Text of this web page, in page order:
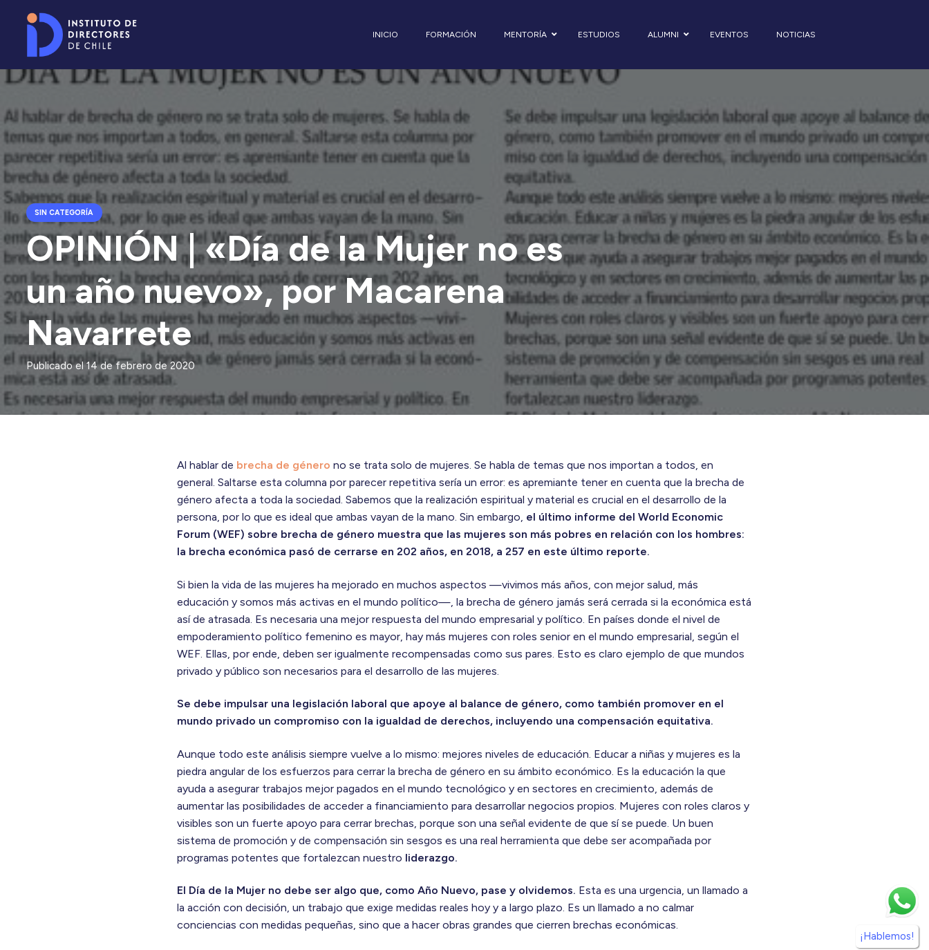
INICIO FORMACIÓN MENTORÍA ESTUDIOS ALUMNI EVENTOS NOTICIAS
SIN CATEGORÍA
OPINIÓN | «Día de la Mujer no es
un año nuevo», por Macarena
Navarrete
Publicado el14 de febrero de 2020
Al hablar de brecha de género no se trata solo de mujeres. Se habla de temas que nos importan a todos, en
general. Saltarse esta columna por parecer repetitiva sería un error: es apremiante tener en cuenta que la brecha de
género afecta a toda la sociedad. Sabemos que la realización espiritual y material es crucial en el desarrollo de la
persona, por lo que es ideal que ambas vayan de la mano. Sin embargo, el último informe del World Economic
Forum (WEF) sobre brecha de género muestra que las mujeres son más pobres en relación con los hombres:
la brecha económica pasó de cerrarse en 202 años, en 2018, a 257 en este último reporte.
Si bien la vida de las mujeres ha mejorado en muchos aspectos —vivimos más años, con mejor salud, más
educación y somos más activas en el mundo político—, la brecha de género jamás será cerrada si la económica está
así de atrasada. Es necesaria una mejor respuesta del mundo empresarial y político. En países donde el nivel de
empoderamiento político femenino es mayor, hay más mujeres con roles senior en el mundo empresarial, según el
WEF. Ellas, por ende, deben ser igualmente recompensadas como sus pares. Esto es claro ejemplo de que mundos
privado y público son necesarios para el desarrollo de las mujeres.
Se debe impulsar una legislación laboral que apoye al balance de género, como también promover en el
mundo privado un compromiso con la igualdad de derechos, incluyendo una compensación equitativa.
Aunque todo este análisis siempre vuelve a lo mismo: mejores niveles de educación. Educar a niñas y mujeres es la
piedra angular de los esfuerzos para cerrar la brecha de género en su ámbito económico. Es la educación la que
ayuda a asegurar trabajos mejor pagados en el mundo tecnológico y en sectores en crecimiento, además de
aumentar las posibilidades de acceder a financiamiento para desarrollar negocios propios. Mujeres con roles claros y
visibles son un fuerte apoyo para cerrar brechas, porque son una señal evidente de que sí se puede. Un buen
sistema de promoción y de compensación sin sesgos es una real herramienta que debe ser acompañada por
programas potentes que fortalezcan nuestro liderazgo.
El Día de la Mujer no debe ser algo que, como Año Nuevo, pase y olvidemos. Esta es una urgencia, un llamado a
la acción con decisión, un trabajo que exige medidas reales hoy y a largo plazo. Es un llamado a no calmar
conciencias con medidas pequeñas, sino que a hacer obras grandes que cierren brechas económicas.
¡Hablemos!